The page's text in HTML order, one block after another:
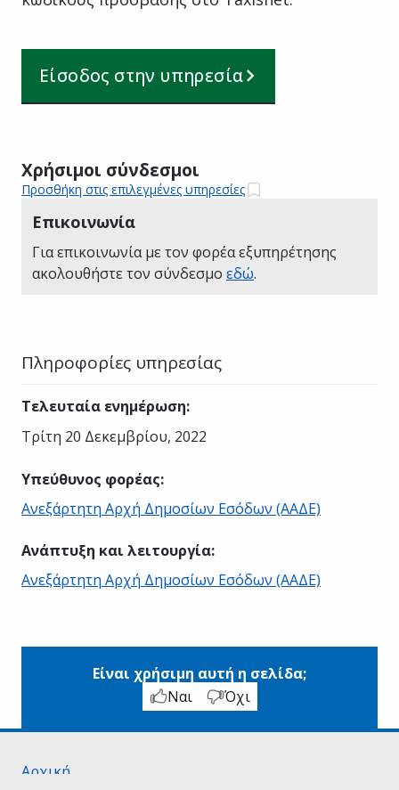
Είσοδος στην υπηρεσία
Χρήσιμοι σύνδεσμοι
Προσθήκη στις επιλεγμένες υπηρεσίες
Επικοινωνία
Για επικοινωνία με τον φορέα εξυπηρέτησης
ακολουθήστε τον σύνδεσμο εδώ.
Πληροφορίες υπηρεσίας
Τελευταία ενημέρωση:
Τρίτη 20 Δεκεμβρίου, 2022
Υπεύθυνος φορέας:
Ανεξάρτητη Αρχή Δημοσίων Εσόδων (ΑΑΔΕ)
Ανάπτυξη και λειτουργία:
Ανεξάρτητη Αρχή Δημοσίων Εσόδων (ΑΑΔΕ)
Είναι χρήσιμη αυτή η σελίδα;
Ναι
Όχι
Αρχική